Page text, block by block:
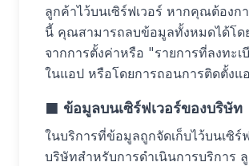
ลูกค้าไว้บนเซิร์ฟเวอร์ หากคุณต้องก
นี้ คุณสามารถลบข้อมูลทั้งหมดได้โด
จากการตั้งค่าหรือ "รายการที่ลงทะเ
ในแอป หรือโดยการถอนการติดตั้งแ
■ ข้อมูลบนเซิร์ฟเวอร์ของบริษัท
ในบริการที่ข้อมูลถูกจัดเก็บไว้บนเซิร์
บริษัทสำหรับการดำเนินการบริการ